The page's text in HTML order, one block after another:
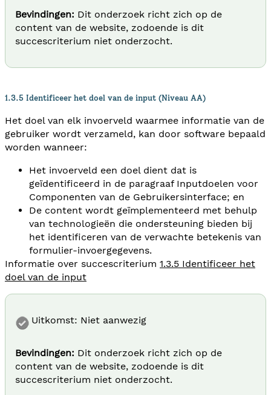
Bevindingen: Dit onderzoek richt zich op de
content van de website, zodoende is dit
succescriterium niet onderzocht.
1.3.5 Identificeer het doel van de input (Niveau AA)
Het doel van elk invoerveld waarmee informatie van de
gebruiker wordt verzameld, kan door software bepaald
worden wanneer:
Het invoerveld een doel dient dat is
geïdentificeerd in de paragraaf Inputdoelen voor
Componenten van de Gebruikersinterface; en
De content wordt geïmplementeerd met behulp
van technologieën die ondersteuning bieden bij
het identificeren van de verwachte betekenis van
formulier-invoergegevens.
Informatie over succescriterium 1.3.5 Identificeer het
doel van de input
Uitkomst: Niet aanwezig
Bevindingen: Dit onderzoek richt zich op de
content van de website, zodoende is dit
succescriterium niet onderzocht.